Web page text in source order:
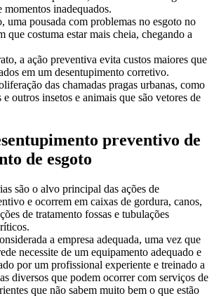
momentos inadequados.
uma pousada com problemas no esgoto no
que costuma estar mais cheia, chegando a
a ação preventiva evita custos maiores que
em um desentupimento corretivo.
das chamadas pragas urbanas, como
e outros insetos e animais que são vetores de
preventivo de
de esgoto
são o alvo principal das ações de
e ocorrem em caixas de gordura, canos,
de tratamento fossas e tubulações
a empresa adequada, uma vez que
necessite de um equipamento adequado e
por um profissional experiente e treinado a
diversos que podem ocorrer com serviços de
que não sabem muito bem o que estão